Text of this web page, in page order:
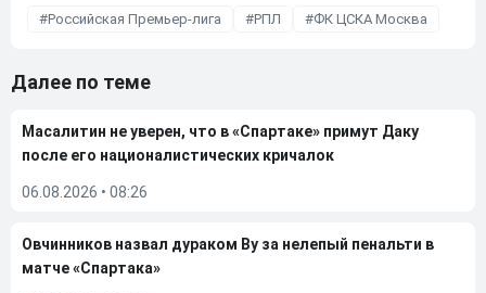
Российская Премьер-лига РПЛ ФК ЦСКА Москва
Далее по теме
Масалитин не уверен, что в «Спартаке» примут Даку
после его националистических кричалок
06.08.2026 • 08:26
Овчинников назвал дураком Ву за нелепый пенальти в
матче «Спартака»